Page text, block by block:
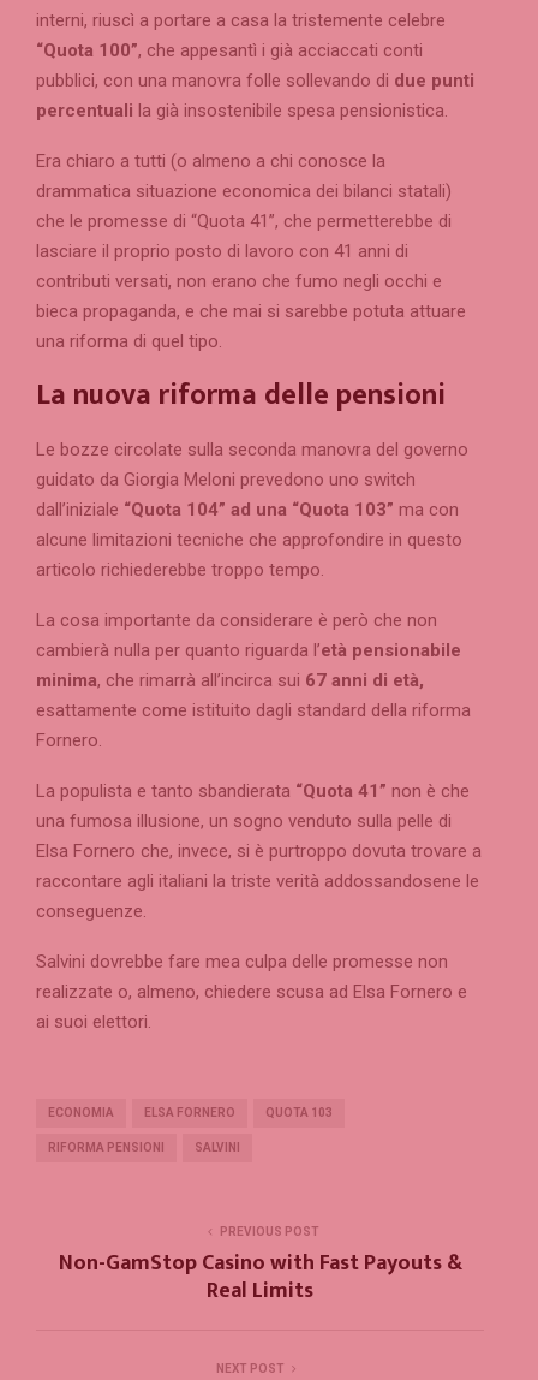
interni, riuscì a portare a casa la tristemente celebre
“Quota 100”, che appesantì i già acciaccati conti
pubblici, con una manovra folle sollevando di due punti
percentuali la già insostenibile spesa pensionistica.
Era chiaro a tutti (o almeno a chi conosce la
drammatica situazione economica dei bilanci statali)
che le promesse di “Quota 41”, che permetterebbe di
lasciare il proprio posto di lavoro con 41 anni di
contributi versati, non erano che fumo negli occhi e
bieca propaganda, e che mai si sarebbe potuta attuare
una riforma di quel tipo.
La nuova riforma delle pensioni
Le bozze circolate sulla seconda manovra del governo
guidato da Giorgia Meloni prevedono uno switch
dall’iniziale “Quota 104” ad una “Quota 103” ma con
alcune limitazioni tecniche che approfondire in questo
articolo richiederebbe troppo tempo.
La cosa importante da considerare è però che non
cambierà nulla per quanto riguarda l’età pensionabile
minima, che rimarrà all’incirca sui 67 anni di età,
esattamente come istituito dagli standard della riforma
Fornero.
La populista e tanto sbandierata “Quota 41” non è che
una fumosa illusione, un sogno venduto sulla pelle di
Elsa Fornero che, invece, si è purtroppo dovuta trovare a
raccontare agli italiani la triste verità addossandosene le
conseguenze.
Salvini dovrebbe fare mea culpa delle promesse non
realizzate o, almeno, chiedere scusa ad Elsa Fornero e
ai suoi elettori.
ECONOMIA ELSA FORNERO QUOTA 103
RIFORMA PENSIONI SALVINI
PREVIOUS POST
Non-GamStop Casino with Fast Payouts &
Real Limits
NEXT POST